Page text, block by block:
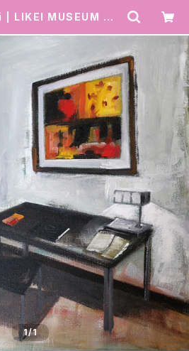
LIKEI MUSEUM SH
1/1